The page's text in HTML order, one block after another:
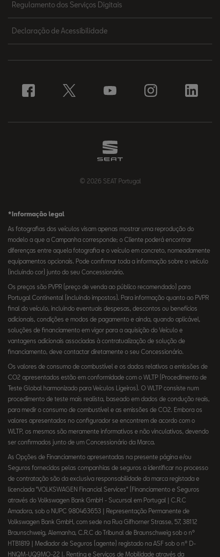
Regulamento dos Serviços Digitais
Declaração de Acessibilidade
© 2026 SEAT Portugal
*Informação legal
As fotografias dos veículos visam apenas mostrar uma reprodução do
modelo a que a Campanha corresponde; o Cliente poderá encontrar
diferenças entre aquela fotografia e o veículo em concreto, nomeadamente
equipamentos opcionais. Pode confirmar toda a informação sobre o veículo
(incluindo cor) junto do seu Concessionário.
Os preços são PVPR (preço de venda ao público recomendado) para
Portugal Continental (incluindo impostos). Para informação quanto ao PVPR
final do veículo, incluindo eventuais despesas, descontos ou benefícios
adicionais, condições e modos de pagamento e ainda, quando aplicável,
soluções de financiamento em vigor para a aquisição do Veículo e
vantagens adicionais associadas à contratualização de solução de
financiamento, deve contactar diretamente o seu Concessionário.
Os valores de consumo de combustível e os dados relativos a emissões de
CO2 apresentados estão em conformidade com o WLTP (Procedimento de
Teste Global harmonizado para Veículos Ligeiros). O WLTP consiste num
procedimento de teste mais realista, baseado em dados de condução reais,
para medir o consumo de combustível e as emissões de CO2. Embora os
valores apresentados no configurador se encontrem de acordo com o
WLTP, os mesmos são meramente informativos e não vinculativos, devendo
ser confirmados junto de um Concessionário da Marca.
As Opções de Financiamento apresentadas na presente página e/ou
Seguros fornecidos pelas companhias de seguros a identificar no processo
de contratação são da exclusiva responsabilidade da marca registada e
licenciada "VOLKSWAGEN Financial Services" (Financiamento e Seguros
através do Volkswagen Bank GmbH - Sucursal em Portugal | C.R.C
Amadora, sob o NUPC 980463653 | Representação Permanente de
Volkswagen Bank GmbH, com sede na Rua Gifhorner Strasse, 57, 38112
Braunschweig, Alemanha, C.R.C do Tribunal de Braunschweig sob o nº
HTB1819 | Mediador de Seguros (agente) registado na ASF sob o nº D-
HNQM-UQ9MO-22 |. Renting e Serviços de Mobilidade através da